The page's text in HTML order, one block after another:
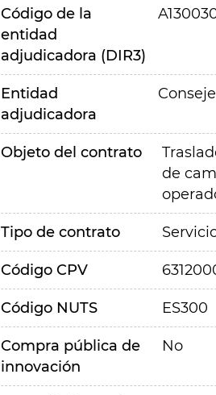
Código de la
entidad
adjudicadora (DIR3)
Entidad
adjudicadora
Objeto del contrato
de
Tipo de contrato
Código CPV
Código NUTS ES300
Compra pública de
innovación
No